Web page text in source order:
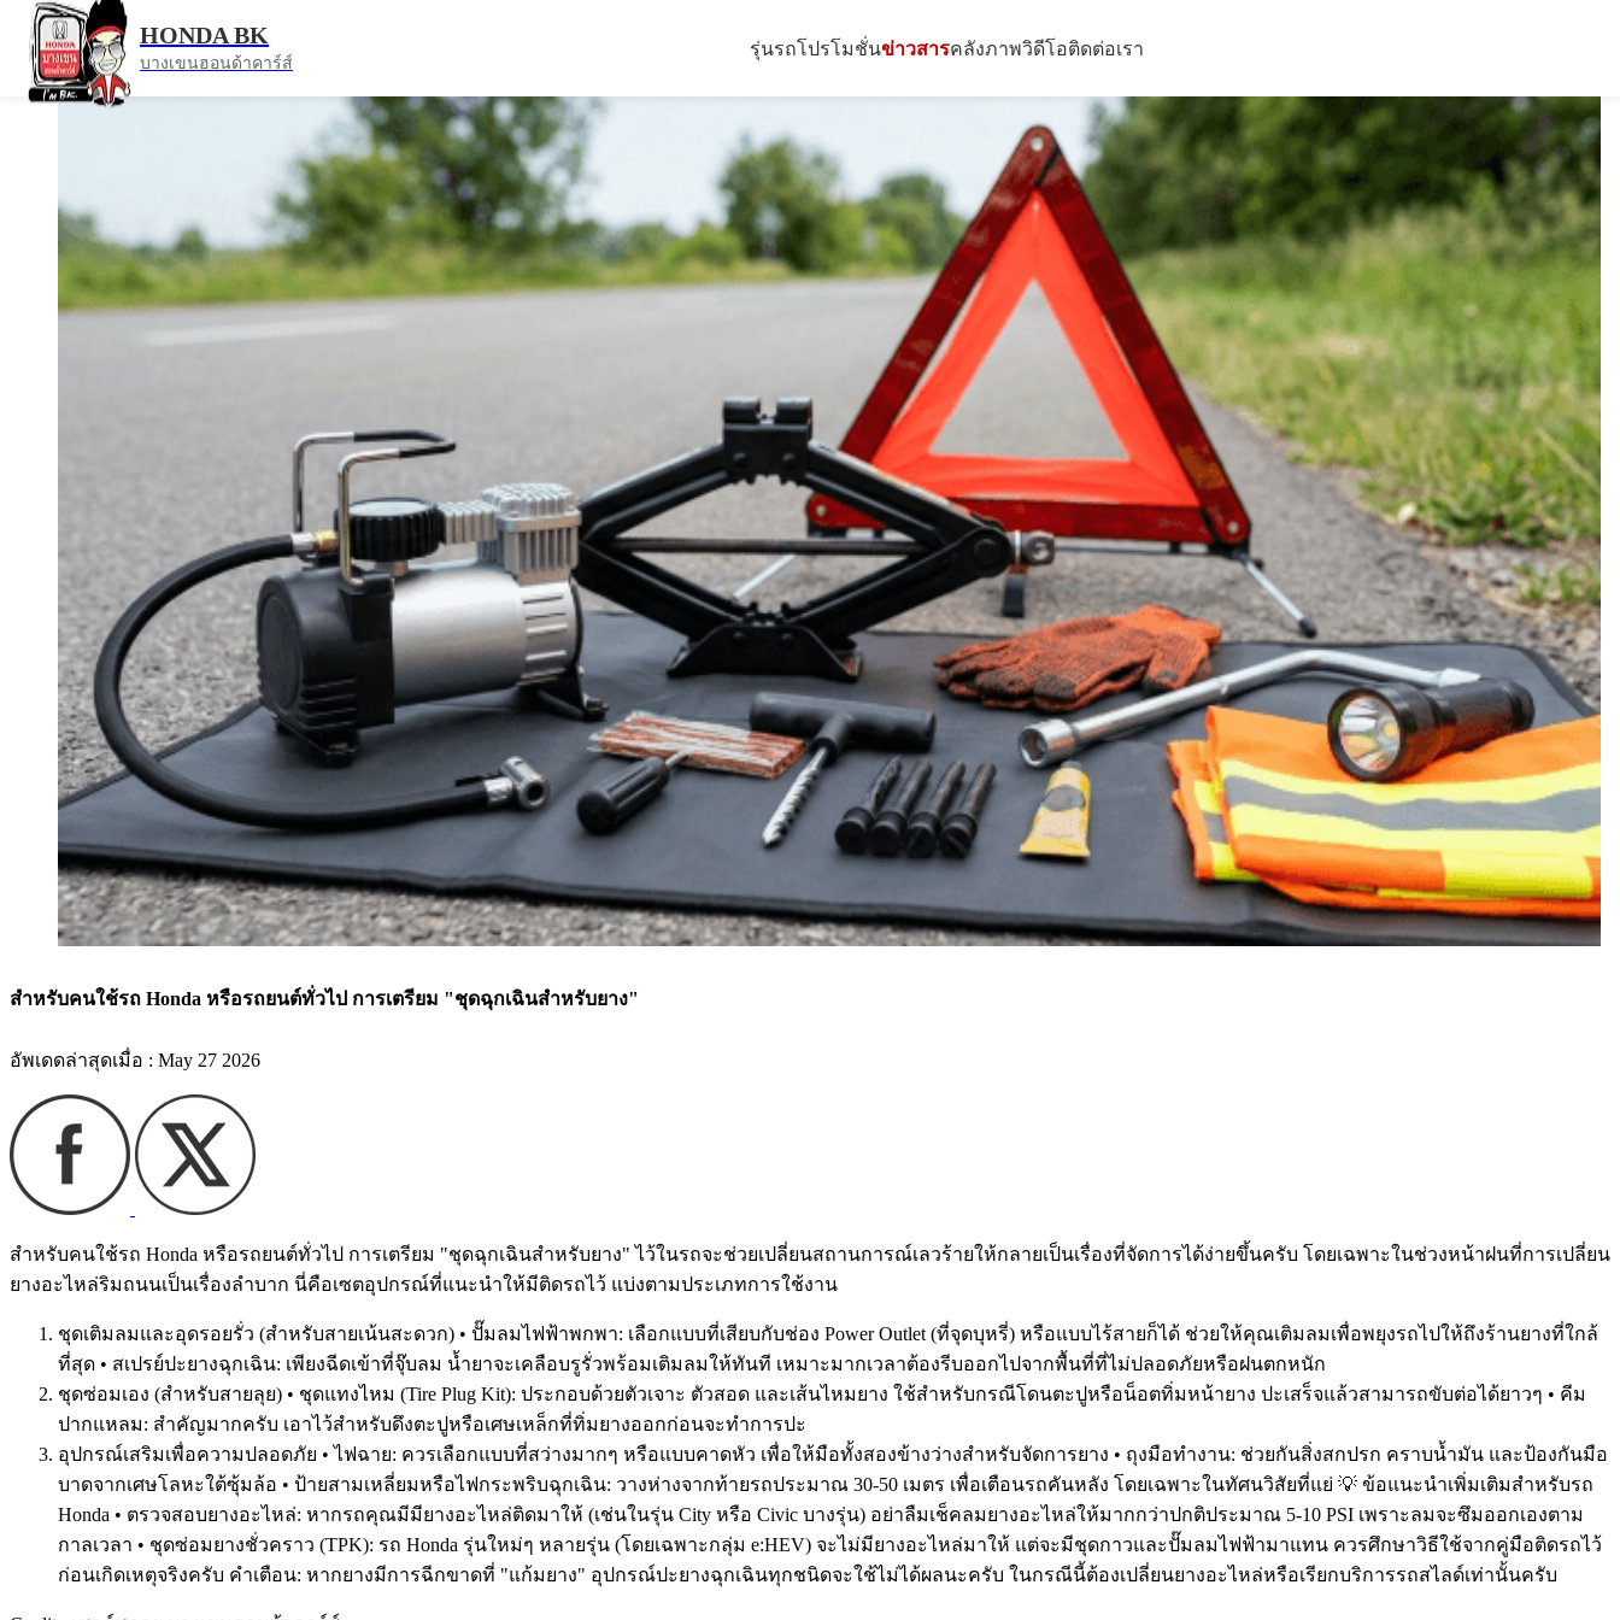
HONDA BK
บางเขนฮอนด้าคาร์ส์
รุ่นรถโปรโมชั่นข่าวสารคลังภาพวิดีโอติดต่อเรา
หน้าแรก ข่าวสาร สำหรับคนใช้รถ Honda หรือรถยนต์ทั่วไป การเตรียม "ชุดฉุกเฉินสำหรับยาง"
สำหรับคนใช้รถ Honda หรือรถยนต์ทั่วไป การเตรียม "ชุดฉุกเฉินสำหรับยาง"
อัพเดดล่าสุดเมื่อ : May 27 2026
สำหรับคนใช้รถ Honda หรือรถยนต์ทั่วไป การเตรียม "ชุดฉุกเฉินสำหรับยาง" ไว้ในรถจะช่วยเปลี่ยนสถานการณ์เลวร้ายให้กลายเป็นเรื่องที่จัดการได้ง่ายขึ้นครับ โดยเฉพาะในช่วงหน้าฝนที่การเปลี่ยน
ยางอะไหล่ริมถนนเป็นเรื่องลำบาก นี่คือเซตอุปกรณ์ที่แนะนำให้มีติดรถไว้ แบ่งตามประเภทการใช้งาน
ชุดเติมลมและอุดรอยรั่ว (สำหรับสายเน้นสะดวก) • ปั๊มลมไฟฟ้าพกพา: เลือกแบบที่เสียบกับช่อง Power Outlet (ที่จุดบุหรี่) หรือแบบไร้สายก็ได้ ช่วยให้คุณเติมลมเพื่อพยุงรถไปให้ถึงร้านยางที่ใกล้
ที่สุด • สเปรย์ปะยางฉุกเฉิน: เพียงฉีดเข้าที่จุ๊บลม น้ำยาจะเคลือบรูรั่วพร้อมเติมลมให้ทันที เหมาะมากเวลาต้องรีบออกไปจากพื้นที่ที่ไม่ปลอดภัยหรือฝนตกหนัก
ชุดซ่อมเอง (สำหรับสายลุย) • ชุดแทงไหม (Tire Plug Kit): ประกอบด้วยตัวเจาะ ตัวสอด และเส้นไหมยาง ใช้สำหรับกรณีโดนตะปูหรือน็อตทิ่มหน้ายาง ปะเสร็จแล้วสามารถขับต่อได้ยาวๆ • คีม
ปากแหลม: สำคัญมากครับ เอาไว้สำหรับดึงตะปูหรือเศษเหล็กที่ทิ่มยางออกก่อนจะทำการปะ
อุปกรณ์เสริมเพื่อความปลอดภัย • ไฟฉาย: ควรเลือกแบบที่สว่างมากๆ หรือแบบคาดหัว เพื่อให้มือทั้งสองข้างว่างสำหรับจัดการยาง • ถุงมือทำงาน: ช่วยกันสิ่งสกปรก คราบน้ำมัน และป้องกันมือ
บาดจากเศษโลหะใต้ซุ้มล้อ • ป้ายสามเหลี่ยมหรือไฟกระพริบฉุกเฉิน: วางห่างจากท้ายรถประมาณ 30-50 เมตร เพื่อเตือนรถคันหลัง โดยเฉพาะในทัศนวิสัยที่แย่ 💡 ข้อแนะนำเพิ่มเติมสำหรับรถ
Honda • ตรวจสอบยางอะไหล่: หากรถคุณมีมียางอะไหล่ติดมาให้ (เช่นในรุ่น City หรือ Civic บางรุ่น) อย่าลืมเช็คลมยางอะไหล่ให้มากกว่าปกติประมาณ 5-10 PSI เพราะลมจะซึมออกเองตาม
กาลเวลา • ชุดซ่อมยางชั่วคราว (TPK): รถ Honda รุ่นใหม่ๆ หลายรุ่น (โดยเฉพาะกลุ่ม e:HEV) จะไม่มียางอะไหล่มาให้ แต่จะมีชุดกาวและปั๊มลมไฟฟ้ามาแทน ควรศึกษาวิธีใช้จากคู่มือติดรถไว้
ก่อนเกิดเหตุจริงครับ คำเตือน: หากยางมีการฉีกขาดที่ "แก้มยาง" อุปกรณ์ปะยางฉุกเฉินทุกชนิดจะใช้ไม่ได้ผลนะครับ ในกรณีนี้ต้องเปลี่ยนยางอะไหล่หรือเรียกบริการรถสไลด์เท่านั้นครับ